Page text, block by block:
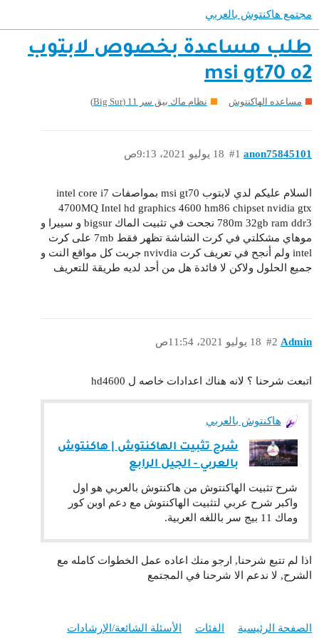
مجتمع هاكنتوش بالعربي
طلب مساعدة بخصوص لابتوب
msi gt70 o2
مساعده الهاكنتوش نظام ماك بيق سر 11 (Big Sur)
anon75845101 18 يوليو 2021، 9:13ص #1
السلام عليكم لدي لابتوب msi gt70 بمواصفات intel core i7
4700MQ Intel hd graphics 4600 hm86 chipset nvidia gtx
780m 32gb ram ddr3 نجحت في تثبيت الماك bigsur و سييرا و
موهاي مشكلتي في كرت الشاشة تظهر فقط 7mb على كرت
intel ولم أنجح في تعريف كرت nvivdia جربت كل مواقع النت و
جميع الحلول ولاكن لا فائدة هل من أحد لديه طريقة للتعريف
Admin 18 يوليو 2021، 11:54ص #2
اتبعت شرحنا ؟ لانه هناك اعدادات خاصه ل hd4600
هاكنتوش بالعربي
شرح تثبيت الهاكنتوش | هاكنتوش
بالعربي - الجيل الرابع
شرح تثبيت الهاكنتوش من هاكنتوش بالعربي هو اول
واكبر شرح عربي لتثبيت الهاكنتوش مع دعم اوبن كور
وماك 11 بيج سر باللغه العربية.
اذا لم تتبع شرحنا, ارجو منك اعاده عمل الخطوات كامله مع
الشرح, لا ندعم الا شرحنا في المجتمع
الصفحة الرئيسية الفئات الأسئلة الشائعة/الإرشادات